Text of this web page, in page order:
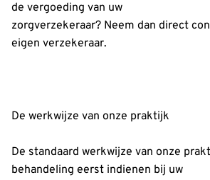
de vergoeding van uw
zorgverzekeraar? Neem dan direct
eigen verzekeraar.
De werkwijze van onze praktijk
De standaard werkwijze van onze
behandeling eerst indienen bij uw